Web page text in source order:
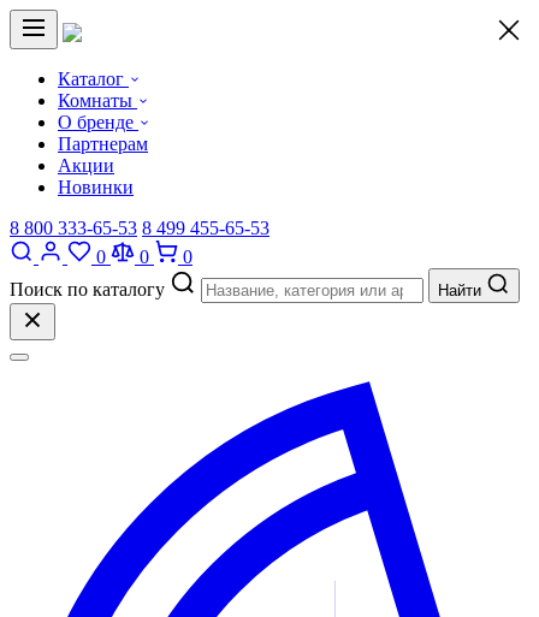
Каталог
Комнаты
О бренде
Партнерам
Акции
Новинки
8 800 333-65-53 8 499 455-65-53
0
0
0
Поиск по каталогу
Найти
×